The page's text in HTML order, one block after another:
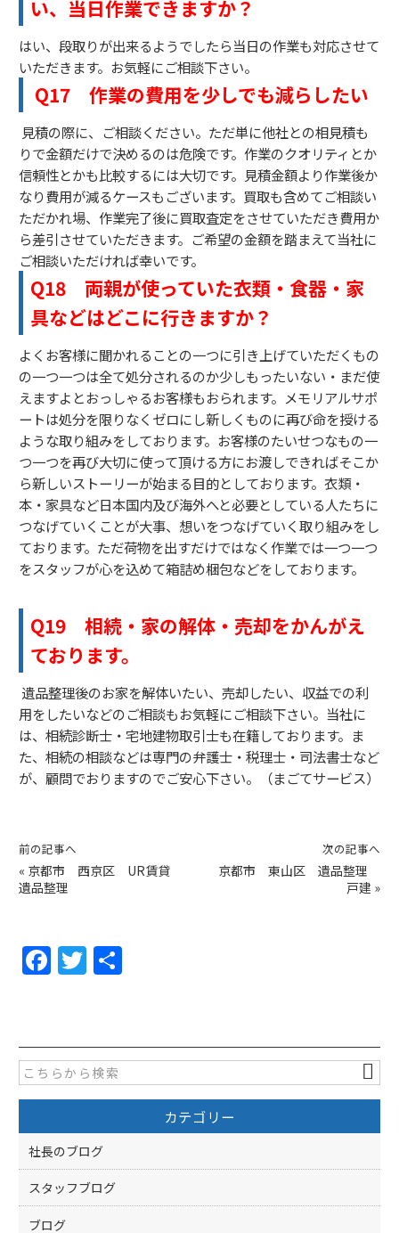
い、当日作業できますか？
はい、段取りが出来るようでしたら当日の作業も対応させて
いただきます。お気軽にご相談下さい。
Q17 作業の費用を少しでも減らしたい
見積の際に、ご相談ください。ただ単に他社との相見積も
りで金額だけで決めるのは危険です。作業のクオリティとか
信頼性とかも比較するには大切です。見積金額より作業後か
なり費用が減るケースもございます。買取も含めてご相談い
ただかれ場、作業完了後に買取査定をさせていただき費用か
ら差引させていただきます。ご希望の金額を踏まえて当社に
ご相談いただければ幸いです。
Q18 両親が使っていた衣類・食器・家
具などはどこに行きますか？
よくお客様に聞かれることの一つに引き上げていただくもの
の一つ一つは全て処分されるのか少しもったいない・まだ使
えますよとおっしゃるお客様もおられます。メモリアルサポ
ートは処分を限りなくゼロにし新しくものに再び命を授ける
ような取り組みをしております。お客様のたいせつなもの一
つ一つを再び大切に使って頂ける方にお渡しできればそこか
ら新しいストーリーが始まる目的としております。衣類・
本・家具など日本国内及び海外へと必要としている人たちに
つなげていくことが大事、想いをつなげていく取り組みをし
ております。ただ荷物を出すだけではなく作業では一つ一つ
をスタッフが心を込めて箱詰め梱包などをしております。
Q19 相続・家の解体・売却をかんがえ
ております。
遺品整理後のお家を解体いたい、売却したい、収益での利
用をしたいなどのご相談もお気軽にご相談下さい。当社に
は、相続診断士・宅地建物取引士も在籍しております。ま
た、相続の相談などは専門の弁護士・税理士・司法書士など
が、顧問でおりますのでご安心下さい。（まごてサービス）
前の記事へ
« 京都市 西京区 UR賃貸
遺品整理
次の記事へ
京都市 東山区 遺品整理
戸建 »
F
a
e
b
o
o
k
T
w
er
カテゴリー
社長のブログ
スタッフブログ
ブログ